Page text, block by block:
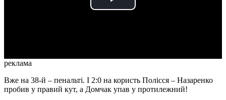
Play
реклама
Вже на 38-й – пенальті. І 2:0 на користь Полісся – Назаренко
пробив у правий кут, а Домчак упав у протилежний!